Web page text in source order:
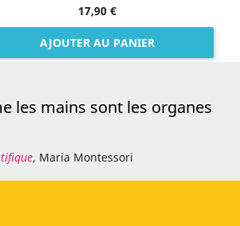
17,90 €
AJOUTER AU PANIER
les mains sont les organes
, Maria Montessori